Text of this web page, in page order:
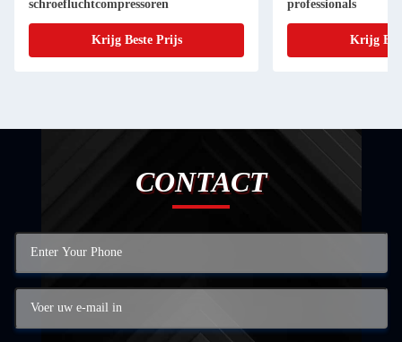
schroefluchtcompressoren
Krijg Beste Prijs
professionals
Krijg
CONTACT